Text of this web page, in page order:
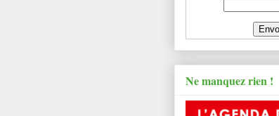
Ne manquez rien !